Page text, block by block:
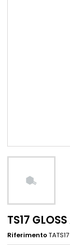
TS17
Riferimento TATS17